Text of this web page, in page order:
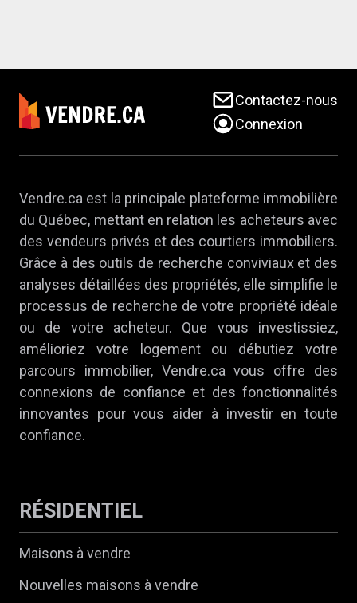
Contactez-nous
Connexion
Vendre.ca est la principale plateforme immobilière
du Québec, mettant en relation les acheteurs avec
des vendeurs privés et des courtiers immobiliers.
Grâce à des outils de recherche conviviaux et des
analyses détaillées des propriétés, elle simplifie le
processus de recherche de votre propriété idéale
ou de votre acheteur. Que vous investissiez,
amélioriez votre logement ou débutiez votre
parcours immobilier, Vendre.ca vous offre des
connexions de confiance et des fonctionnalités
innovantes pour vous aider à investir en toute
confiance.
RÉSIDENTIEL
Maisons à vendre
Nouvelles maisons à vendre